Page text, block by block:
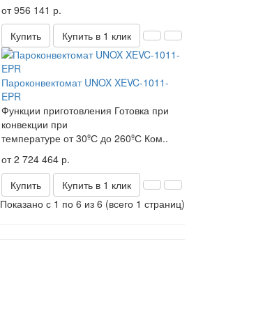
от 956 141 р.
Купить
Купить в 1 клик
Пароконвектомат UNOX XEVC-1011-
EPR
Функции приготовления Готовка при
конвекции при
температуре от 30ºС до 260ºС Ком..
от 2 724 464 р.
Купить
Купить в 1 клик
Показано с 1 по 6 из 6 (всего 1 страниц)